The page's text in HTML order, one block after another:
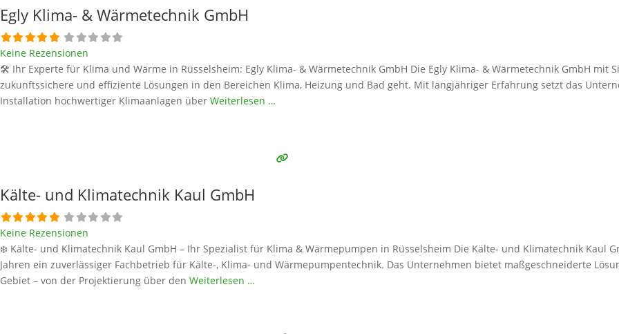
Egly Klima- & Wärmetechnik GmbH
Keine Rezensionen
🛠️ Ihr Experte für Klima und Wärme in Rüsselsheim: Egly Klima- & Wärmetechnik GmbH Die Egly Klima- & Wärmetechnik GmbH mit
zukunftssichere und effiziente Lösungen in den Bereichen Klima, Heizung und Bad geht. Mit langjähriger Erfahrung setzt das
Installation hochwertiger Klimaanlagen über Weiterlesen …
Kälte- und Klimatechnik Kaul GmbH
Keine Rezensionen
❄️ Kälte- und Klimatechnik Kaul GmbH – Ihr Spezialist für Klima & Wärmepumpen in Rüsselsheim Die Kälte- und Klimatechnik Kaul
Jahren ein zuverlässiger Fachbetrieb für Kälte-, Klima- und Wärmepumpentechnik. Das Unternehmen bietet maßgeschneiderte
Gebiet – von der Projektierung über den Weiterlesen …